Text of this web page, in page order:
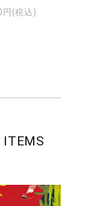
円(税込)
ITEMS